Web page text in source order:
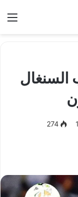
السنغال
274